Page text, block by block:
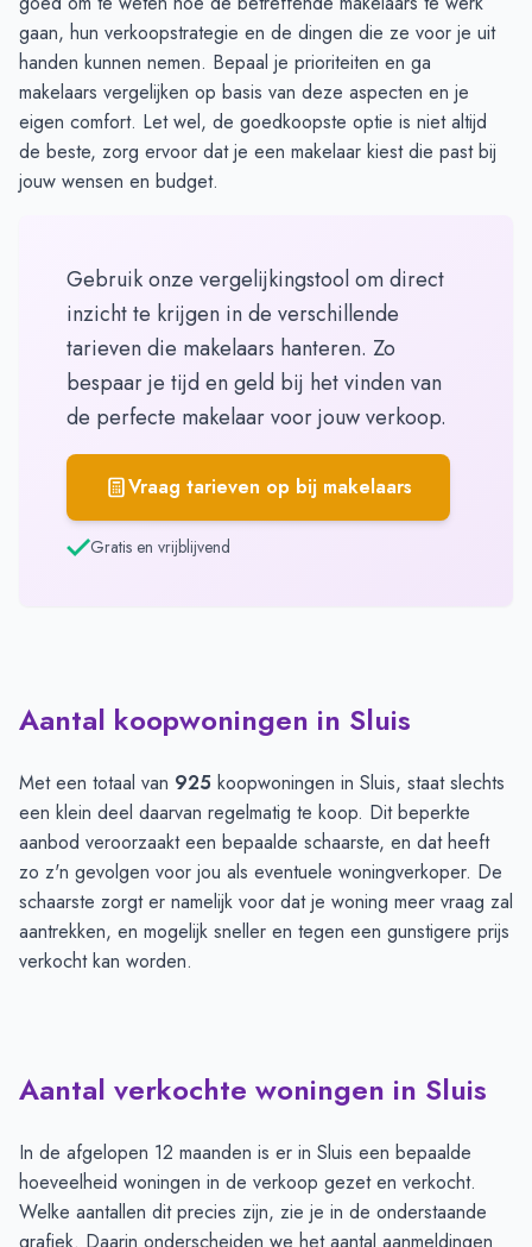
gaan, hun verkoopstrategie en de dingen die ze voor je uit
handen kunnen nemen. Bepaal je prioriteiten en ga
makelaars vergelijken op basis van deze aspecten en je
eigen comfort. Let wel, de goedkoopste optie is niet altijd
de beste, zorg ervoor dat je een makelaar kiest die past bij
jouw wensen en budget.
Gebruik onze vergelijkingstool om direct
inzicht te krijgen in de verschillende
tarieven die makelaars hanteren. Zo
bespaar je tijd en geld bij het vinden van
de perfecte makelaar voor jouw verkoop.
Vraag tarieven op bij makelaars
Gratis en vrijblijvend
Aantal koopwoningen in Sluis
Met een totaal van 925 koopwoningen in Sluis, staat slechts
een klein deel daarvan regelmatig te koop. Dit beperkte
aanbod veroorzaakt een bepaalde schaarste, en dat heeft
zo z'n gevolgen voor jou als eventuele woningverkoper. De
schaarste zorgt er namelijk voor dat je woning meer vraag zal
aantrekken, en mogelijk sneller en tegen een gunstigere prijs
verkocht kan worden.
Aantal verkochte woningen in Sluis
In de afgelopen 12 maanden is er in Sluis een bepaalde
hoeveelheid woningen in de verkoop gezet en verkocht.
Welke aantallen dit precies zijn, zie je in de onderstaande